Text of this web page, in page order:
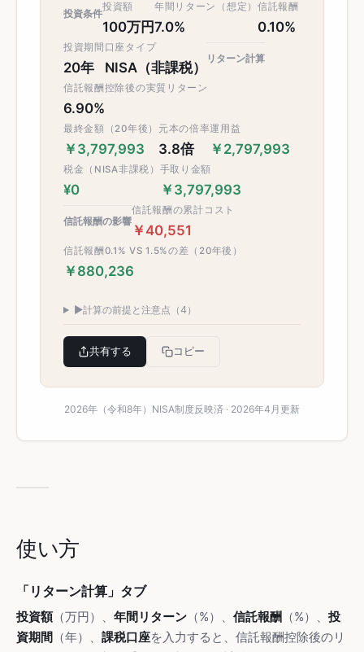
投資条件
投資額
100万円
年間リターン（想定）
7.0%
信託報酬
0.10%
投資期間
20年
口座タイプ
NISA（非課税）
リターン計算
信託報酬控除後の実質リターン
6.90%
最終金額（20年後）
￥3,797,993
元本の倍率
3.8倍
運用益
￥2,797,993
税金（NISA非課税）
¥0
手取り金額
￥3,797,993
信託報酬の影響
信託報酬の累計コスト
￥40,551
信託報酬0.1% VS 1.5%の差（20年後）
￥880,236
▶計算の前提と注意点（4）
共有する コピー
2026年（令和8年）NISA制度反映済 · 2026年4月更新
使い方
「リターン計算」タブ
投資額（万円）、 年間リターン （%）、 信託報酬 （%）、 投
資期間 （年）、 課税口座を入力すると、信託報酬控除後のリ